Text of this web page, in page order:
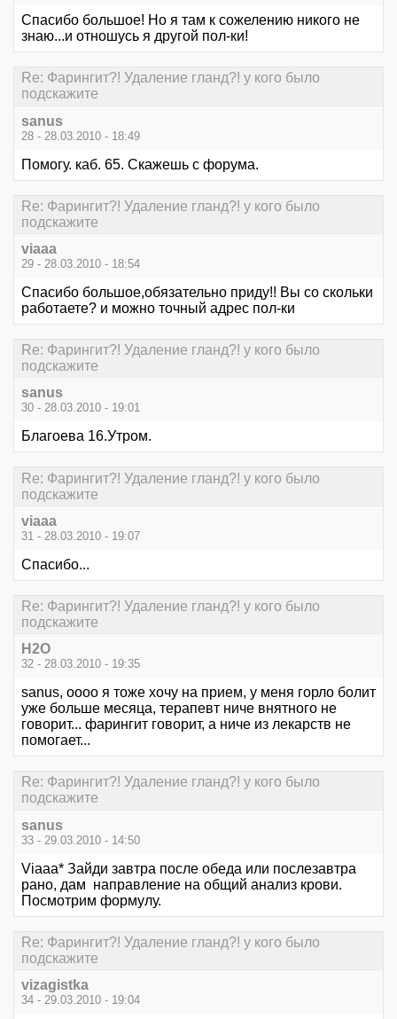
Спасибо большое! Но я там к сожелению никого не
знаю...и отношусь я другой пол-ки!
Re: Фарингит?! Удаление гланд?! у кого было
подскажите
sanus
28 - 28.03.2010 - 18:49
Помогу. каб. 65. Скажешь с форума.
Re: Фарингит?! Удаление гланд?! у кого было
подскажите
viaaa
29 - 28.03.2010 - 18:54
Спасибо большое,обязательно приду!! Вы со скольки
работаете? и можно точный адрес пол-ки
Re: Фарингит?! Удаление гланд?! у кого было
подскажите
sanus
30 - 28.03.2010 - 19:01
Благоева 16.Утром.
Re: Фарингит?! Удаление гланд?! у кого было
подскажите
viaaa
31 - 28.03.2010 - 19:07
Спасибо...
Re: Фарингит?! Удаление гланд?! у кого было
подскажите
Н2О
32 - 28.03.2010 - 19:35
sanus, оооо я тоже хочу на прием, у меня горло болит
уже больше месяца, терапевт ниче внятного не
говорит... фарингит говорит, а ниче из лекарств не
помогает...
Re: Фарингит?! Удаление гланд?! у кого было
подскажите
sanus
33 - 29.03.2010 - 14:50
Viaaa* Зайди завтра после обеда или послезавтра
рано, дам направление на общий анализ крови.
Посмотрим формулу.
Re: Фарингит?! Удаление гланд?! у кого было
подскажите
vizagistka
34 - 29.03.2010 - 19:04